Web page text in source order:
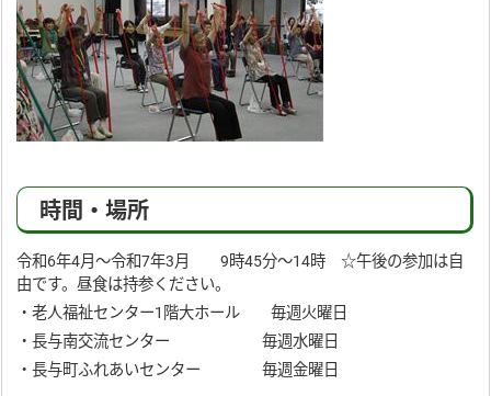
時間・場所
令和6年4月～令和7年3月 9時45分～14時 ☆午後の参加は自
由です。昼食は持参ください。
・老人福祉センター1階大ホール 毎週火曜日
・長与南交流センター 毎週水曜日
・長与町ふれあいセンター 毎週金曜日